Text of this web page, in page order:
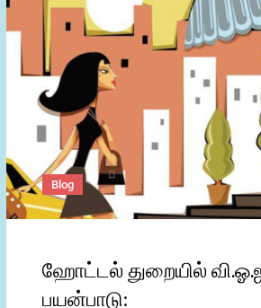
Blog
ஹோட்டல் துறையில்
பயன்பாடு: